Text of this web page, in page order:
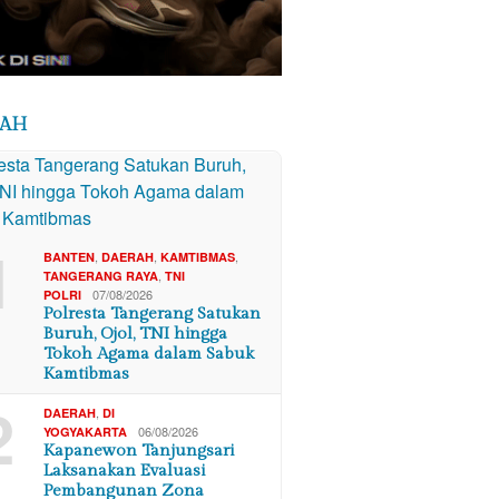
BANTEN ,DAERAH ,KAMTIBMAS
TANGERANG RAYA ,TNI
POLRI
07/08/2026
Polresta Tangerang Satukan
Buruh, Ojol, TNI hingga
Tokoh Agama dalam Sabuk
Kamtibmas
DAERAH ,DI
YOGYAKARTA
06/08/2026
Kapanewon Tanjungsari
Laksanakan Evaluasi
Pembangunan Zona